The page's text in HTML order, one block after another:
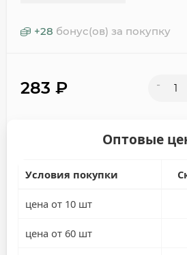
+28 бонус(ов) за покупку
283 ₽ -
Оптовые
Условия покупки
цена от 10 шт
цена от 60 шт